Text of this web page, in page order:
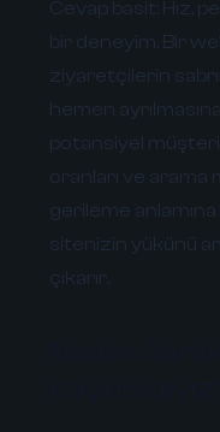
Cevap basit: Hız,
bir deneyim. Bir
ziyaretçilerin
hemen
potansiyel müşteri
oranları ve arama
gerileme
sitenizin yükünü
çıkarır.